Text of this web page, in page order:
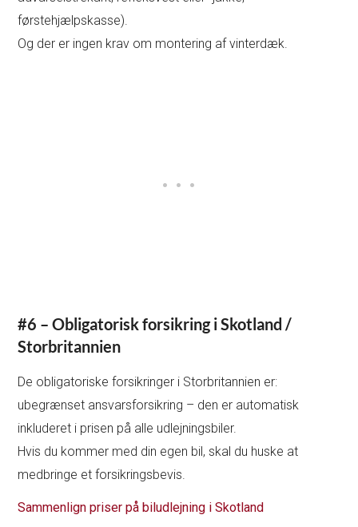
førstehjælpskasse).
Og der er ingen krav om montering af vinterdæk.
#6 – Obligatorisk forsikring i Skotland /
Storbritannien
De obligatoriske forsikringer i Storbritannien er:
ubegrænset ansvarsforsikring – den er automatisk
inkluderet i prisen på alle udlejningsbiler.
Hvis du kommer med din egen bil, skal du huske at
medbringe et forsikringsbevis.
Sammenlign priser på biludlejning i Skotland